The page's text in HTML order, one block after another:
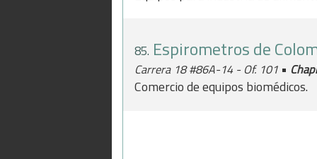
85. Espirometros de
Carrera 18 #86A-14 - Of. 101 •
Comercio de equipos biomédicos.